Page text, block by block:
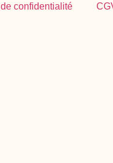
confidentialité